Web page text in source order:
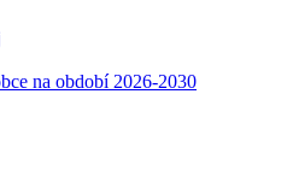
na období 2026-2030